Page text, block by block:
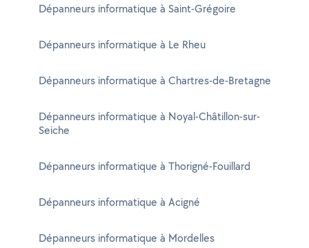
Dépanneurs informatique à Saint-Grégoire
Dépanneurs informatique à Le Rheu
Dépanneurs informatique à Chartres-de-Bretagne
Dépanneurs informatique à Noyal-Châtillon-sur-
Seiche
Dépanneurs informatique à Thorigné-Fouillard
Dépanneurs informatique à Acigné
Dépanneurs informatique à Mordelles